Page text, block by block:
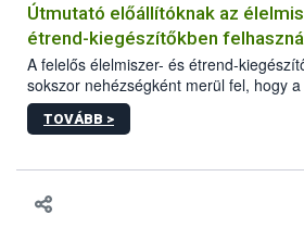
Útmutató előállítóknak az
étrend-kiegészítőkben
növényi kivonatok élelmiszer-
kockázatértékeléséhez
A felelős élelmiszer- és étrend-
sokszor nehézségként merül fel, hogy
és kivonatok, melyek jelenleg uniós
milyen tisztasági, minőségi és
minden adatot összevetve dönteni
folyamatban szeretnénk segítséget
TOVÁBB >